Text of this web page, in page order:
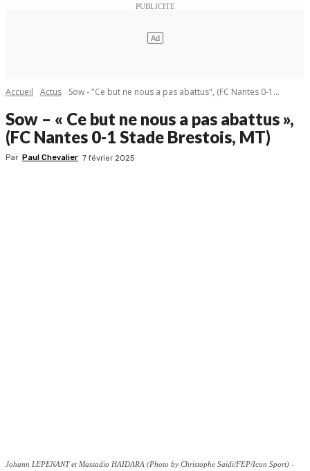
Accueil Actus Sow - "Ce but ne nous a pas abattus", (FC Nantes 0-1...
Sow – « Ce but ne nous a pas abattus »,
(FC Nantes 0-1 Stade Brestois, MT)
Par Paul Chevalier 7 février 2025
Johann LEPENANT et Massadio HAIDARA (Photo by Christophe Saidi/FEP/Icon Sport) -